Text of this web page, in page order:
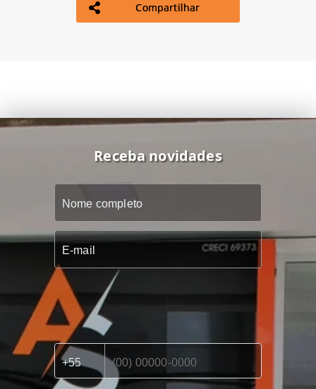
Compartilhar
Receba novidades